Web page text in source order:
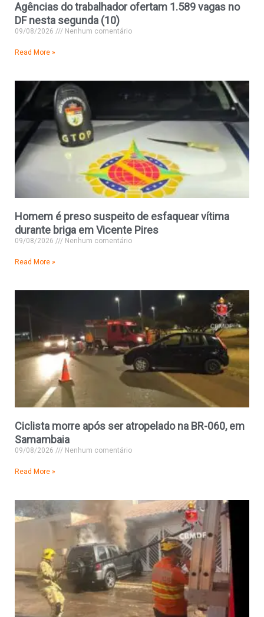
Agências do trabalhador ofertam 1.589 vagas no
DF nesta segunda (10)
09/08/2026 Nenhum comentário
Read More »
Homem é preso suspeito de esfaquear vítima
durante briga em Vicente Pires
09/08/2026 Nenhum comentário
Read More »
Ciclista morre após ser atropelado na BR-060, em
Samambaia
09/08/2026 Nenhum comentário
Read More »